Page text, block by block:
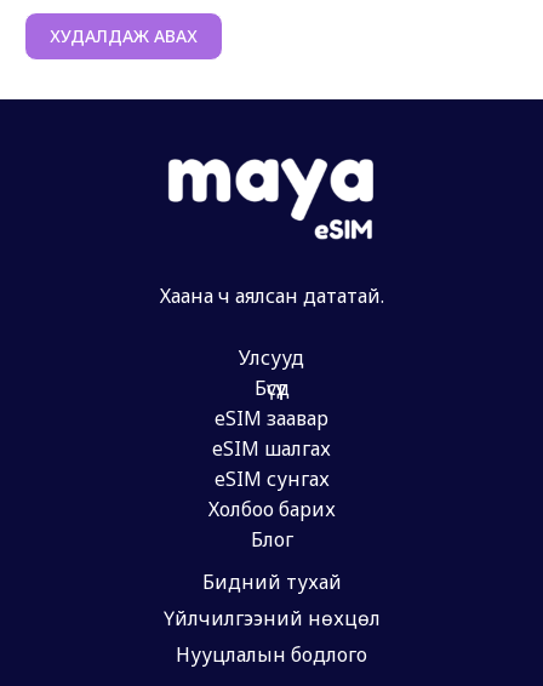
ХУДАЛДАЖ АВАХ
Хаана ч аялсан дататай.
Улсууд
Бүсүүд
eSIM заавар
eSIM шалгах
eSIM сунгах
Холбоо барих
Блог
Бидний тухай
Үйлчилгээний нөхцөл
Нууцлалын бодлого